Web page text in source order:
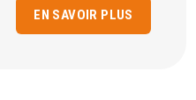
EN SAVOIR PLUS